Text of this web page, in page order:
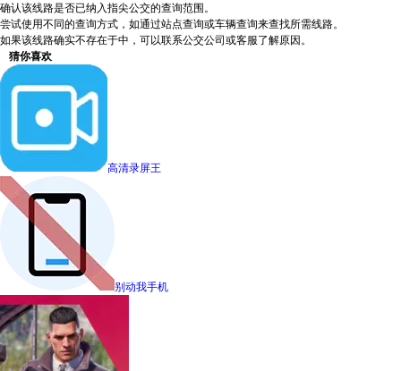
确认该线路是否已纳入指尖公交的查询范围。
尝试使用不同的查询方式，如通过站点查询或车辆查询来查找所需线路。
如果该线路确实不存在于中，可以联系公交公司或客服了解原因。
猜你喜欢
高清录屏王
别动我手机